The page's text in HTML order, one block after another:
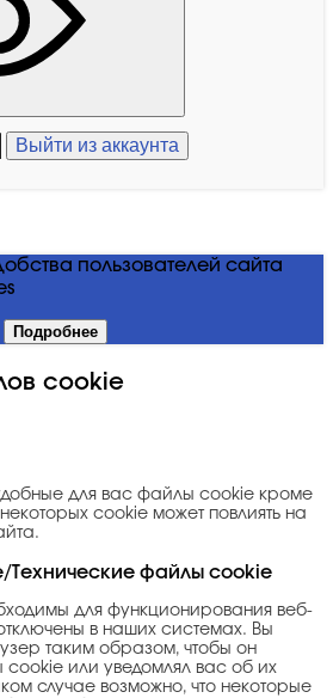
Выйти из аккаунта
пользователей сайта
Подробнее
cookie
для вас файлы cookie кроме
cookie может повлиять на
Технические файлы cookie
для функционирования веб-
в наших системах. Вы
таким образом, чтобы он
или уведомлял вас об их
случае возможно, что некоторые